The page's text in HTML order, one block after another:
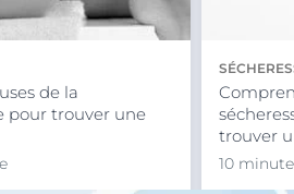
de la
pour trouver une
trouver
10